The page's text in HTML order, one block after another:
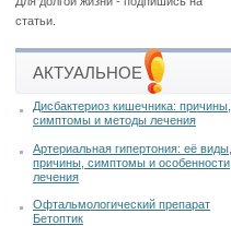
статьи.
АКТУАЛЬНОЕ
Дисбактериоз кишечника: причины,
симптомы и методы лечения
Артериальная гипертония: её виды,
причины, симптомы и особенности
лечения
Офтальмологический препарат
Бетоптик